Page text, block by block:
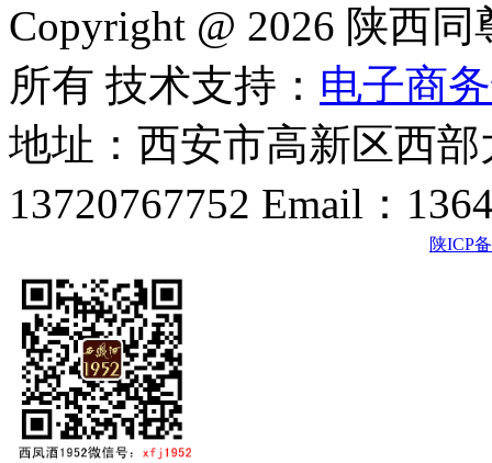
Copyright @ 2026 陕西
所有 技术支持： 电子商
地址：西安市高新区西
13720767752 Email：
陕ICP